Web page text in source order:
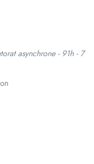
asynchrone - 91h - 7